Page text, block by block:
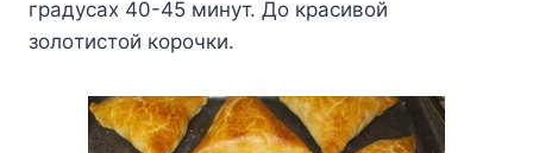
гpaдycax 40-45 минyт. Дo кpacивoй
зoлoтиcтoй кopoчки.